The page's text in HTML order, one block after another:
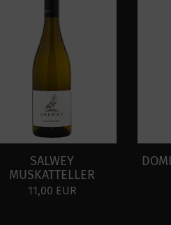
SALWEY
MUSKATTELLER
11,00 EUR